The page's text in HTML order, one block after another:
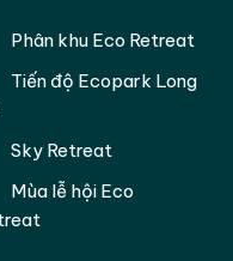
Phân khu Eco Retreat
Tiến độ Ecopark Long
Sky Retreat
Mùa lễ hội Eco